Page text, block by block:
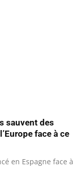
sauvent des
face à ce
en Espagne face à